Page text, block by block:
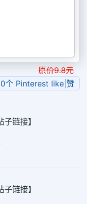
原价9.8元
个 Pinterest like|赞
链接】
链接】